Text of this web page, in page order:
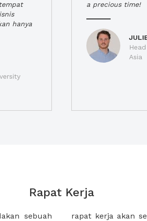
hanya
a precious time!
Asia
Rapat Kerja
sebuah
juga